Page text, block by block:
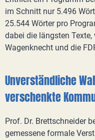
im Schnitt nur 5.496
25.544 Wörter pro
dabei die längsten
Wagenknecht und die
Unverständliche
verschenkte
Prof. Dr. Brettschneider
gemessene formale